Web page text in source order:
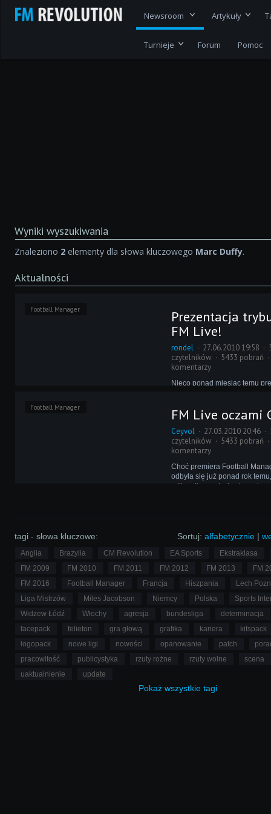
Newsroom Artykuły
Turnieje Forum Pomoc
Wyniki wyszukiwania
Znaleziono 2 elementy dla słowa kluczowego Marc Duffy.
Aktualności
Football Manager
Prezentacja
FM Live!
rondel 27.06.2010 19:58
czytelników
5433 pobrań
komentarzy
Nieco ponad miesiąc temu
wiemy o nim znacznie więcej,
dzięki kolejnemu wpisowi na
twórców i pierwszemu
Football Manager FM Live oczami
Ceyvol 27.03.2010 20:46
czytelników
5433 pobrań
komentarzy
Choć premiera Football
odbyła się już ponad rok
milkną liczne dyskusje na
Sortuj: alfabetycznie |
tagi - słowa kluczowe:
Anglia Brazylia CM Revolution EA Sports
Ekstraklasa
FM 2009
FM 2010 FM 2011 FM 2012 FM 2013
FM
FM 2016
Football Manager Francja Hiszpania
Lech
Liga Mistrzów
Miles Jacobson Niemcy Polska
Sports
Widzew Łódź
Włochy agresja bundesliga
determinacja
facepack
felieton gra głową grafika kariera
kitspack
logopack
nowe ligi nowości opanowanie patch
pracowitość
publicystyka rzuty rożne rzuty wolne
scena
uaktualnienie
update
Pokaż wszystkie tagi